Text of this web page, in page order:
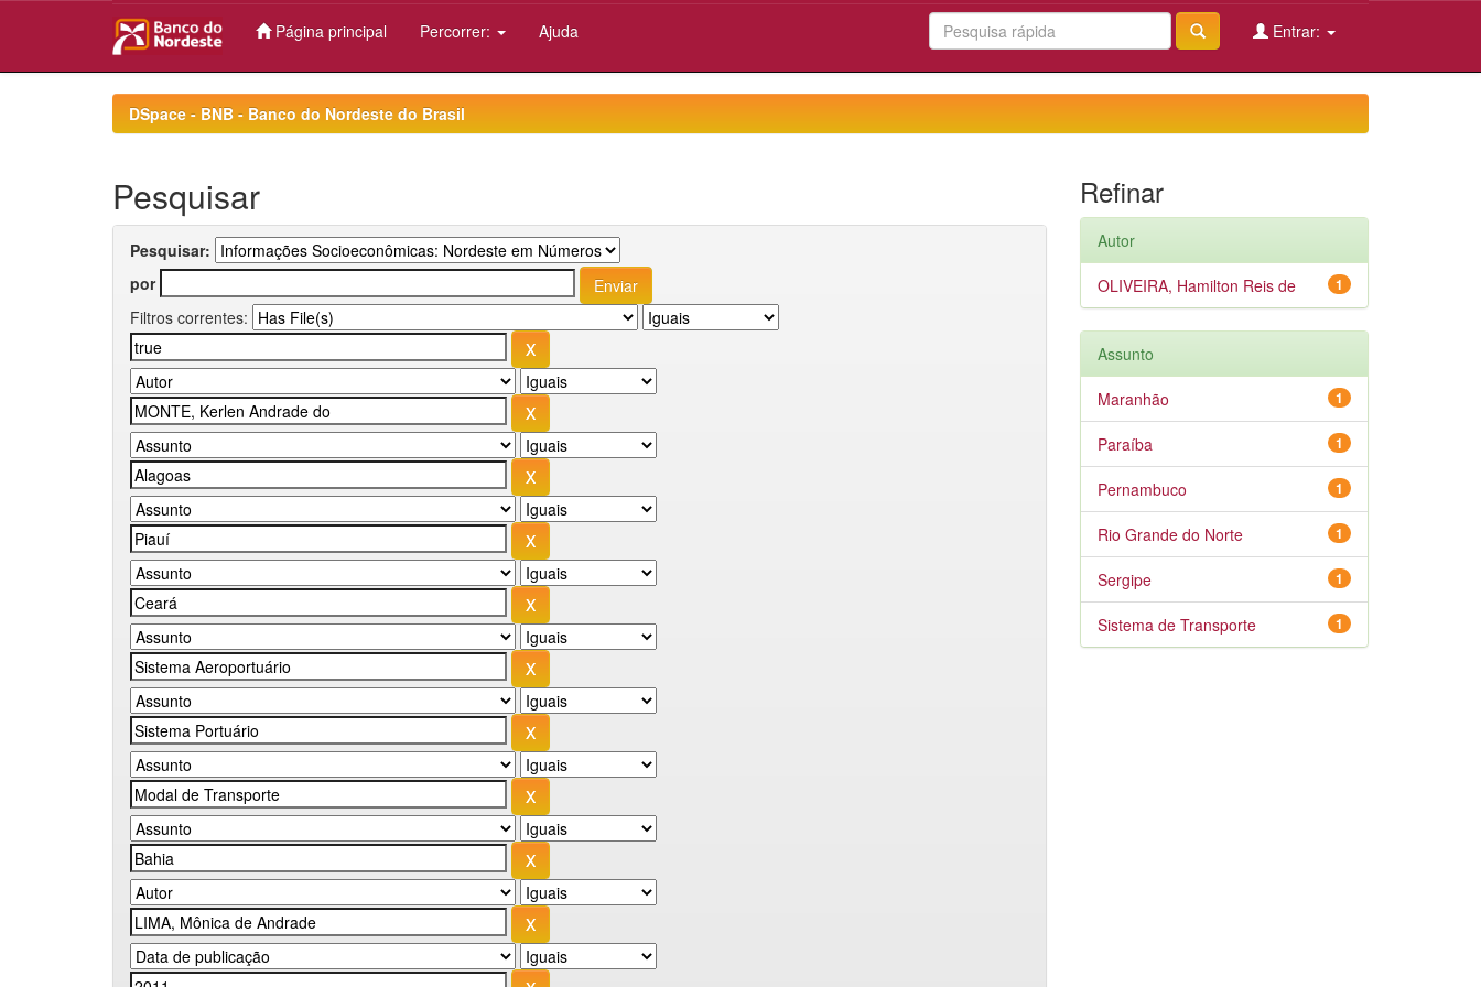
Página principal Percorrer: Ajuda Entrar:
DSpace - BNB - Banco do Nordeste do Brasil
Pesquisar
Pesquisar:
por
Filtros correntes:
Refinar
Autor
1
OLIVEIRA, Hamilton Reis de
Assunto
1
Maranhão
1
Paraíba
1
Pernambuco
1
Rio Grande do Norte
1
Sergipe
1
Sistema de Transporte